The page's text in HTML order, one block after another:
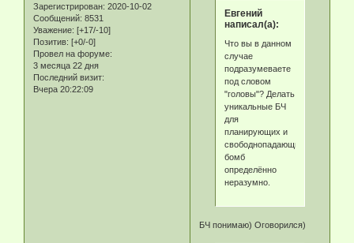
Зарегистрирован: 2020-10-02
Сообщений: 8531
Уважение: [+17/-10]
Позитив: [+0/-0]
Провел на форуме:
3 месяца 22 дня
Последний визит:
Вчера 20:22:09
Eвгeний
написал(а):
Что вы в данном
случае
подразумеваете
под словом
"головы"? Делать
уникальные БЧ
для
планирующих и
свободнопадающих
бомб
определённо
неразумно.
БЧ понимаю) Оговорился)